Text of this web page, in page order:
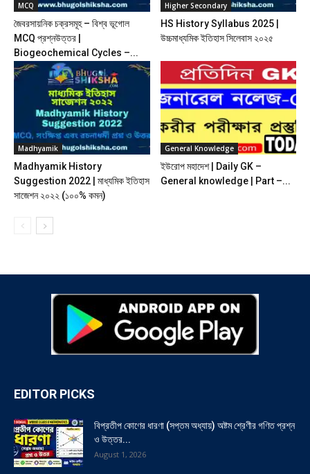
MCQ
জৈবরসায়নিক চক্রসমূহ – বিশ্ব ভূগোল
MCQ প্রশ্নউত্তর |
Biogeochemical Cycles –...
Higher Secondary
HS History Syllabus 2025 |
উচ্চমাধ্যমিক ইতিহাস সিলেবাস ২০২৫
Madhyamik
Madhyamik History
Suggestion 2022 | মাধ্যমিক ইতিহাস
সাজেশন ২০২২ (১০০% কমন)
General Knowledge
ইউরোপ মহাদেশ | Daily GK –
General knowledge | Part –...
EDITOR PICKS
বিপ্রতীপ কোণের ধারণা (সপ্তম অধ্যায়) অষ্টম শ্রেণীর গণিত প্রশ্ন
ও উত্তর...
August 1, 2026